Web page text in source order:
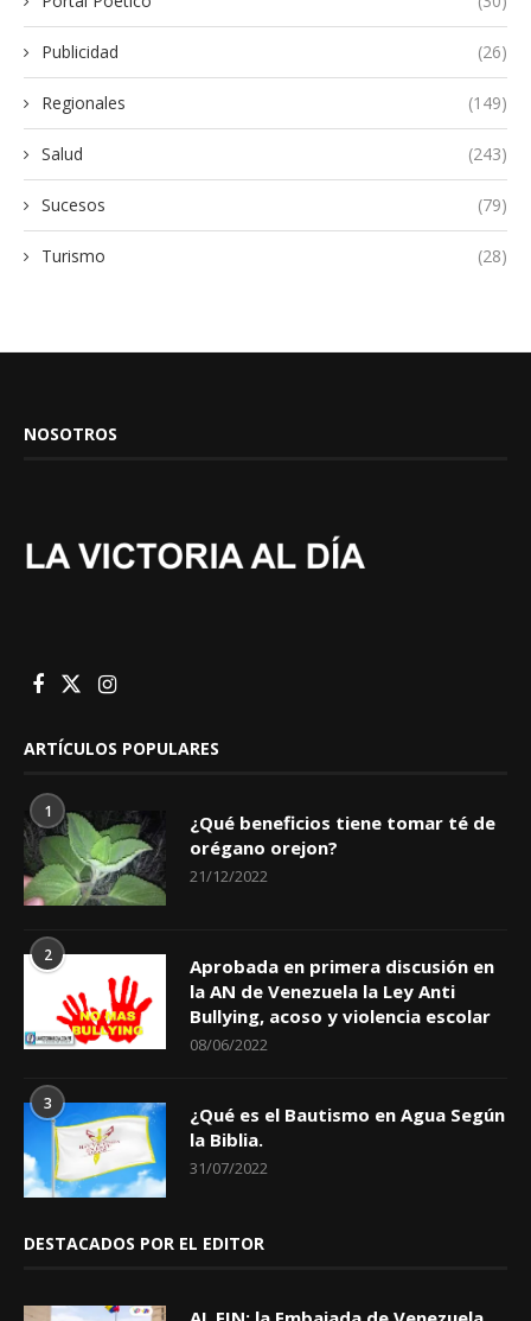
Publicidad (26)
Regionales (149)
Salud (243)
Sucesos (79)
Turismo (28)
NOSOTROS
ARTÍCULOS POPULARES
1
¿Qué beneficios tiene tomar té de
orégano orejon?
21/12/2022
2
Aprobada en primera discusión en
la AN de Venezuela la Ley Anti
Bullying, acoso y violencia escolar
08/06/2022
3
¿Qué es el Bautismo en Agua Según
la Biblia.
31/07/2022
DESTACADOS POR EL EDITOR